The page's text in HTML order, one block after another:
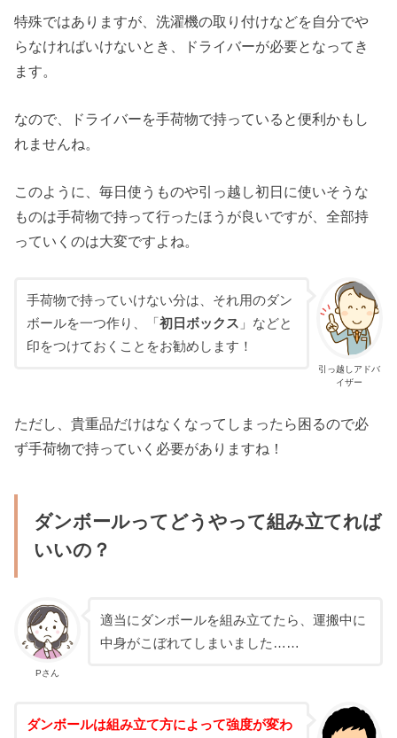
特殊ではありますが、洗濯機の取り付けなどを自分でや
らなければいけないとき、ドライバーが必要となってき
ます。
なので、ドライバーを手荷物で持っていると便利かもし
れませんね。
このように、毎日使うものや引っ越し初日に使いそうな
ものは手荷物で持って行ったほうが良いですが、全部持
っていくのは大変ですよね。
引っ越しアドバ
イザー
手荷物で持っていけない分は、それ用のダン
ボールを一つ作り、「 初日ボックス 」などと
印をつけておくことをお勧めします！
ただし、貴重品だけはなくなってしまったら困るので必
ず手荷物で持っていく必要がありますね！
ダンボールってどうやって組み立てれば
いいの？
Pさん
適当にダンボールを組み立てたら、運搬中に
中身がこぼれてしまいました……
ダンボールは組み立て方によって強度が変わ